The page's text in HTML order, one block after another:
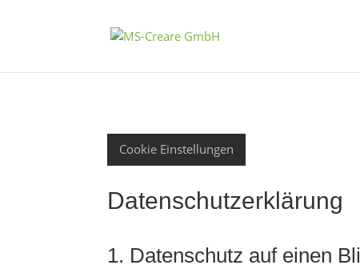
Cookie Einstellungen
Datenschutz­erklärung
1. Datenschutz auf einen